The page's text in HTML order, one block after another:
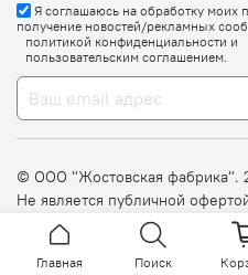
Я соглашаюсь на обработку моих
получение новостей/рекламных
политикой конфиденциальности и
пользовательским соглашением.
© OOO "Жостовская
Не является публичной
Главная Поиск